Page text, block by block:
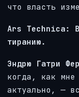
что власть
Ars Technica:
тиранию.
Эндрю Гатри
когда, как мне
актуально, —